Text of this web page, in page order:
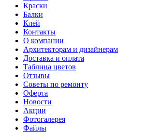
Краски
Балки
Клей
Контакты
О компании
Архитекторам и дизайнерам
Доставка и оплата
Таблица цветов
Отзывы
Советы по ремонту
Оферта
Новости
Акции
Фотогалерея
Файлы